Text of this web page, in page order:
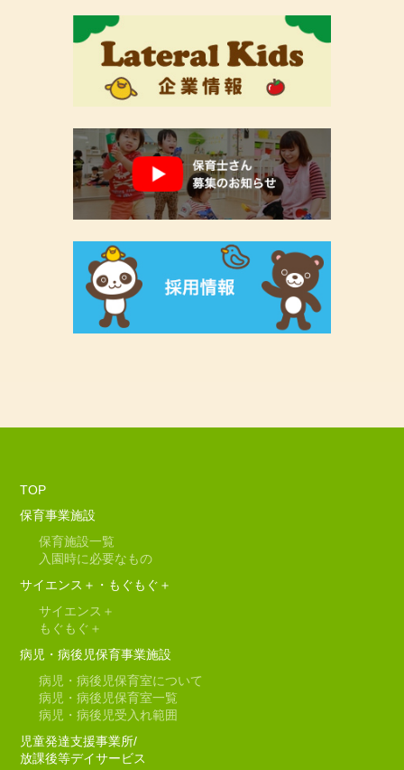
TOP
保育事業施設
保育施設一覧
入園時に必要なもの
サイエンス＋・もぐもぐ＋
サイエンス＋
もぐもぐ＋
病児・病後児保育事業施設
病児・病後児保育室について
病児・病後児保育室一覧
病児・病後児受入れ範囲
児童発達支援事業所/
放課後等デイサービス